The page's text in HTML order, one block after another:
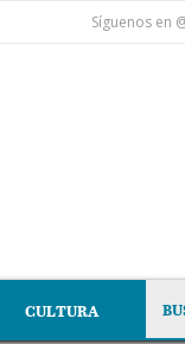
Síguenos en
CULTURA